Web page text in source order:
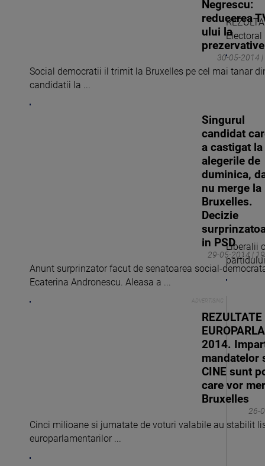
30-05-2014 |
Negrescu:
reducerea
ului la
prezervative
Social democratii il trimit la Bruxelles pe cel mai tanar
candidatii la ...
29-05-2014 |
Singurul
candidat
a castigat la
alegerile de
duminica,
nu merge la
Bruxelles.
Decizie
in PSD
Anunt surprinzator facut de senatoarea social-
Ecaterina Andronescu. Aleasa a ...
26-
2014.
mandatelor
CINE sunt
care vor
Bruxelles
Cinci milioane si jumatate de voturi valabile au stabilit
europarlamentarilor ...
Electoral
Liberalii